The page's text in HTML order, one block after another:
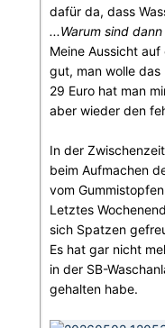
dafür da, dass
...Warum sind
Meine Aussicht
gut, man wolle das
29 Euro hat man
aber wieder den
In der
beim Aufmachen
vom
Letztes
sich Spatzen
Es hat gar nicht
in der SB-
gehalten habe.